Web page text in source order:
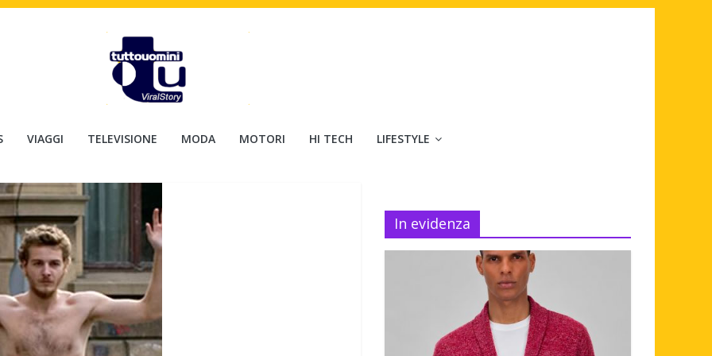
VIAGGI TELEVISIONE MODA MOTORI HI TECH LIFESTYLE
In evidenza